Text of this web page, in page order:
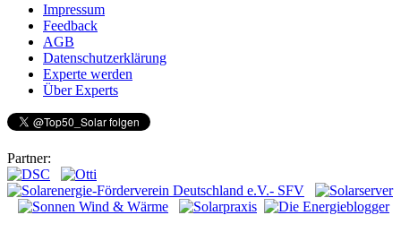
Impressum
Feedback
AGB
Datenschutzerklärung
Experte werden
Über Experts
Partner: